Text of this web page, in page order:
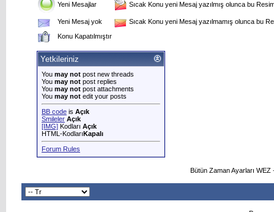
Yeni Mesajlar Sıcak Konu yeni Mesaj yazılmış olunca bu
Yeni Mesaj yok
Sıcak Konu yeni Mesaj yazılmamış olunca bu
Konu Kapatılmıştır
Yetkileriniz
You may not post new threads
You may not post replies
You may not post attachments
You may not edit your posts
BB code is Açık
Smileler Açık
[IMG] Kodları Açık
HTML-KodlarıKapalı
Forum Rules
Bütün Zaman Ayarları